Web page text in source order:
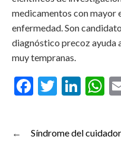
medicamentos con mayor
enfermedad. Son
diagnóstico precoz ayuda
muy tempranas.
Facebook
Twitter
Síndrome del
←